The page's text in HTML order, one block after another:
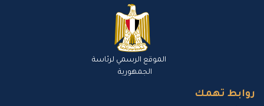
الموقع الرسمي لرئاسة
الجمهورية
روابط تهمك